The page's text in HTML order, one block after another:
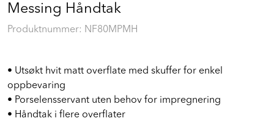
Messing Håndtak
Produktnummer: NF80MPMH
• Utsøkt hvit matt overflate med skuffer for enkel
oppbevaring
• Porselensservant uten behov for impregnering
• Håndtak i flere overflater
Logg inn